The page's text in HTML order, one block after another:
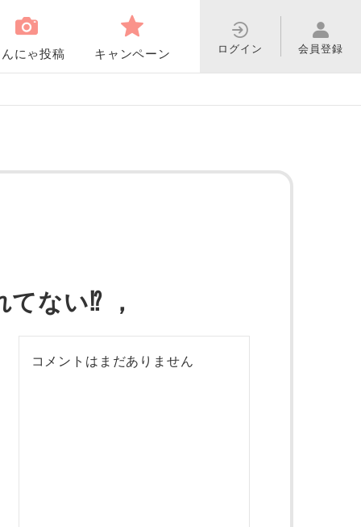
ログイン 会員登録
にゃ投稿 キャンペーン
ない⁉️ ，
コメントはまだありません